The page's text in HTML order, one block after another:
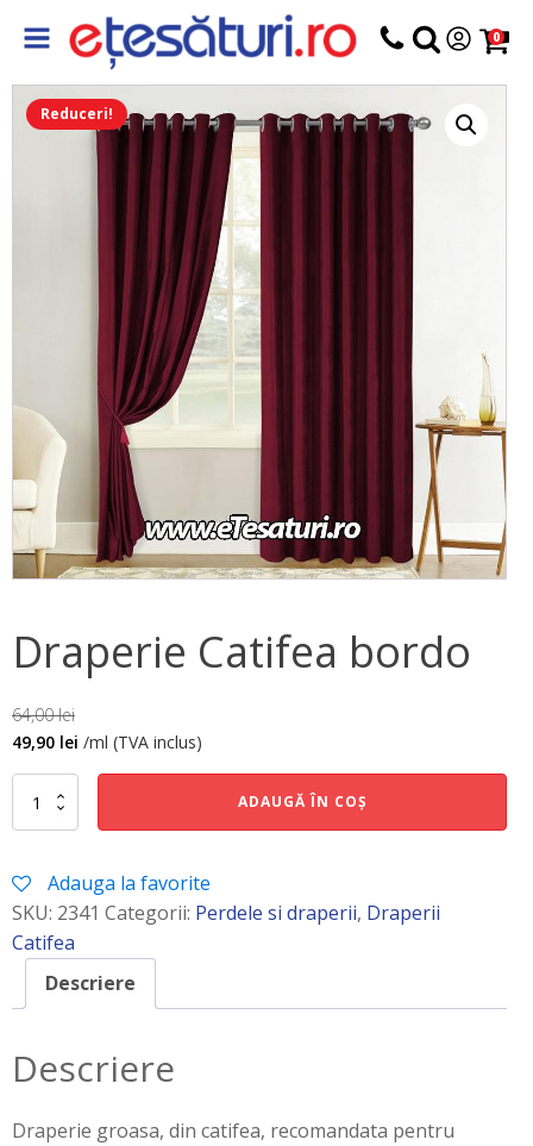
0
Reduceri!
Draperie Catifea bordo
64,00lei
49,90 lei /ml (TVA inclus)
Cantitate
Draperie
ADAUGĂ ÎN COȘ
Adauga la favorite
SKU: 2341 Categorii: Perdele si draperii, Draperii
Catifea
Descriere
Descriere
Draperie groasa, din catifea, recomandata pentru